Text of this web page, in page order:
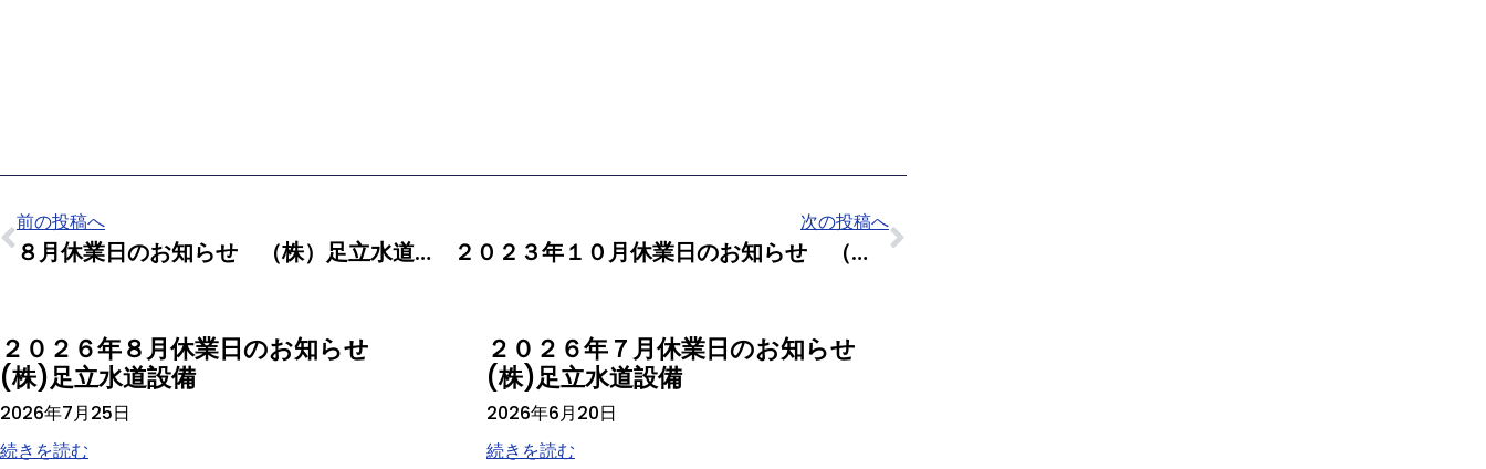
前の投稿へ
８月休業日のお知らせ （株）足立水道設備
次の投稿へ
２０２３年１０月休業日のお知らせ （株）足立水道設備
２０２６年８月休業日のお知らせ
(株)足立水道設備
2026年7月25日
続きを読む
２０２６年７月休業日のお知らせ
(株)足立水道設備
2026年6月20日
続きを読む